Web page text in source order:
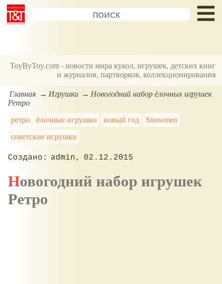
ToyByToy.com - новости мира кукол, игрушек, детских книг
и журналов, партворков, коллекционирования
Главная Игрушки
Новогодний набор ёлочных игрушек
Ретро
ретро
ёлочные игрушки новый год
Snowmen
советские игрушки
admin 02.12.2015
Новогодний набор игрушек
Ретро